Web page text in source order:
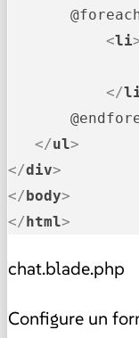
<li
</
</ul>
</div>
</ body>
</ html>
chat.blade.php
Configure un